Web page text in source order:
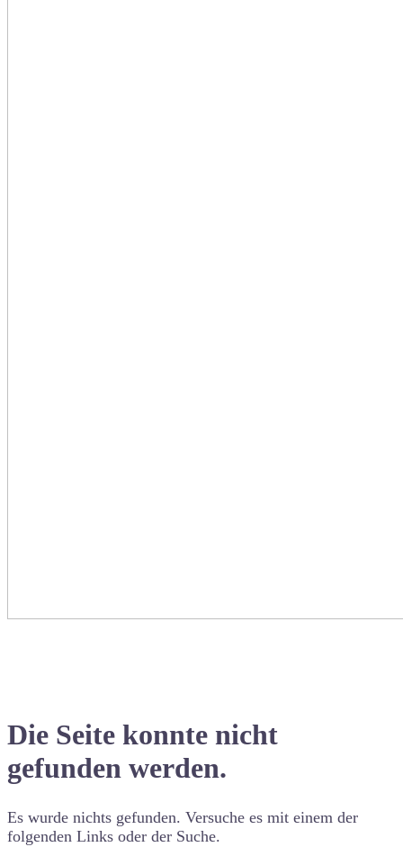
Die Seite konnte nicht
gefunden werden.
Es wurde nichts gefunden. Versuche es mit einem der
folgenden Links oder der Suche.